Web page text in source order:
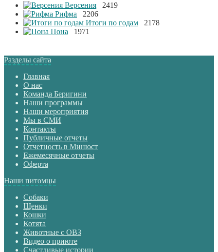
Версения
2419
Рифма
2206
Итоги по годам
2178
Пона
1971
Разделы сайта
Главная
О нас
Команда Беригини
Наши программы
Наши мероприятия
Мы в СМИ
Контакты
Публичные отчеты
Отчетность в Минюст
Ежемесячные отчеты
Оферта
Наши питомцы
Собаки
Щенки
Кошки
Котята
Животные с ОВЗ
Видео о приюте
Счастливые истории